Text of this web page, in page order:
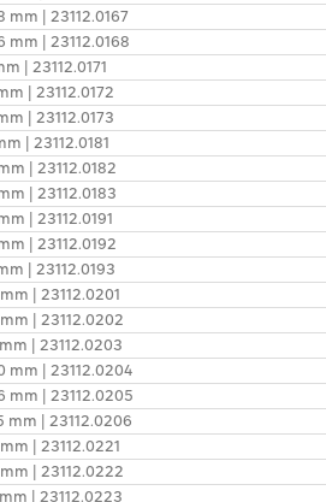
mm | 23112.0167
mm | 23112.0168
| 23112.0171
| 23112.0172
| 23112.0173
| 23112.0181
| 23112.0182
| 23112.0183
| 23112.0191
| 23112.0192
| 23112.0193
| 23112.0201
| 23112.0202
| 23112.0203
mm | 23112.0204
mm | 23112.0205
mm | 23112.0206
| 23112.0221
| 23112.0222
| 23112.0223